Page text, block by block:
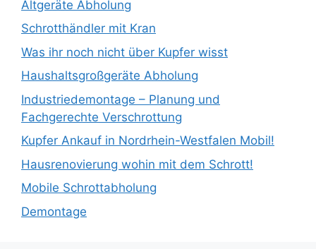
Altgeräte Abholung
Schrotthändler mit Kran
Was ihr noch nicht über Kupfer wisst
Haushaltsgroßgeräte Abholung
Industriedemontage – Planung und
Fachgerechte Verschrottung
Kupfer Ankauf in Nordrhein-Westfalen Mobil!
Hausrenovierung wohin mit dem Schrott!
Mobile Schrottabholung
Demontage